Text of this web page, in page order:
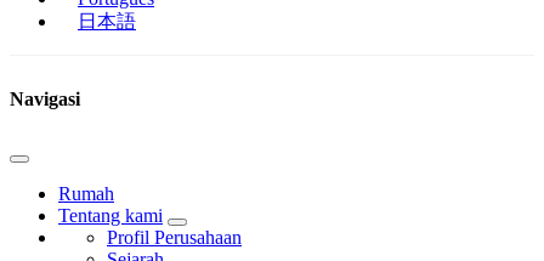
日本語
Navigasi
Rumah
Tentang kami
Profil Perusahaan